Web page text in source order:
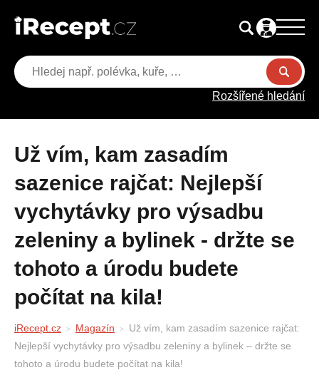
Rozšířené hledání
Už vím, kam zasadím
sazenice rajčat: Nejlepší
vychytávky pro výsadbu
zeleniny a bylinek - držte se
tohoto a úrodu budete
počítat na kila!
iRecept.cz Magazín
Už vím, kam zasadím sazenice rajčat:
Nejlepší vychytávky pro výsadbu zeleniny a bylinek – držte se
tohoto a úrodu budete počítat na kila!